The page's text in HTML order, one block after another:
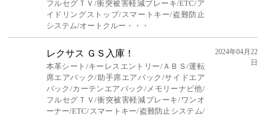
フルセグＴＶ/衝突被害軽減ブレーキ/ETC/ア
イドリングストップ/スマートキー/盗難防止
システム/オートクルー・・・
レクサス ＧＳ入庫！
本革シート/キーレスエントリー/ＡＢＳ/運転
席エアバック/助手席エアバック/サイドエア
バック/カーテンエアバック/メモリーナビ他/
フルセグＴＶ/衝突被害軽減ブレーキ/ワンオ
ーナー/ETC/スマートキー/盗難防止システム/
2024年04月22
日